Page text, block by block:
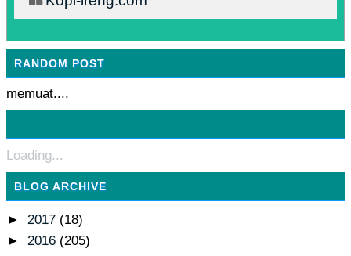
RANDOM POST
memuat....
Loading...
BLOG ARCHIVE
► 2017 (18)
► 2016 (205)